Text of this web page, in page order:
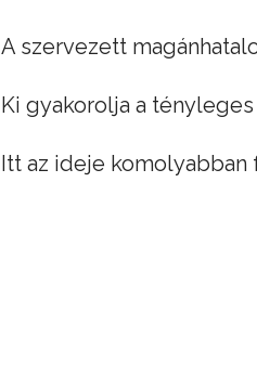
A szervezett
Ki gyakorolja a
Itt az ideje